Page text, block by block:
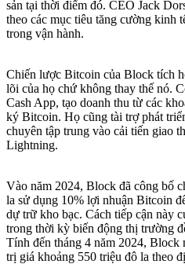
sản tại thời điểm đó. CEO Jack
theo các mục tiêu tăng cường kinh
trong vận hành.
Chiến lược Bitcoin của Block tích
lõi của họ chứ không thay thế nó.
Cash App, tạo doanh thu từ các
ký Bitcoin. Họ cũng tài trợ phát
chuyên tập trung vào cải tiến giao
Lightning.
Vào năm 2024, Block đã công bố
la sử dụng 10% lợi nhuận Bitcoin
dự trữ kho bạc. Cách tiếp cận này
trong thời kỳ biến động thị trường
Tính đến tháng 4 năm 2024,
trị giá khoảng 550 triệu đô la theo